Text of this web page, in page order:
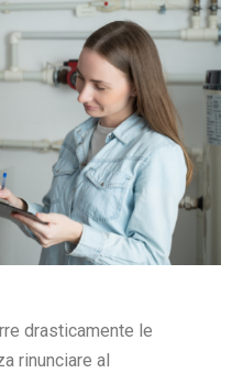
drasticamente le
rinunciare al